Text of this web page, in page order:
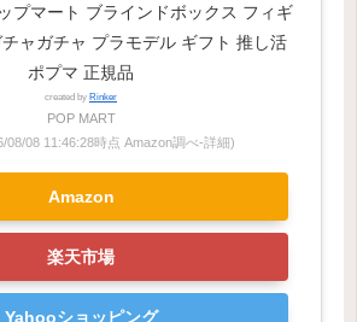
プマート ブラインドボックス フィギ
ャガチャ プラモデル ギフト 推し活
ポプマ 正規品
created by Rinker
POP MART
08/08 11:46:28時点 Amazon調べ-詳細)
Amazon
楽天市場
Yahooショッピング